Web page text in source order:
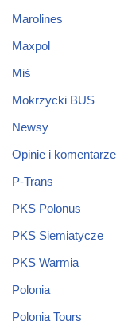
Marolines
Maxpol
Miś
Mokrzycki BUS
Newsy
Opinie i komentarze
P-Trans
PKS Polonus
PKS Siemiatycze
PKS Warmia
Polonia
Polonia Tours